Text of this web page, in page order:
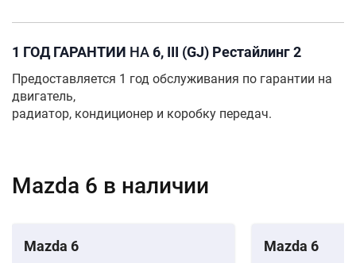
1 ГОД ГАРАНТИИ НА6, III (GJ) Рестайлинг 2
Предоставляется 1 год обслуживания по гарантии на
двигатель,
радиатор, кондиционер и коробку передач.
Mazda 6 в наличии
Mazda 6 Mazda 6